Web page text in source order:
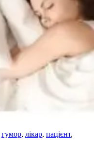
гумор, лікар, пацієнт,